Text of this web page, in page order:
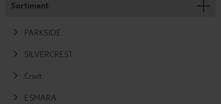
Sortiment
PARKSIDE
SILVERCREST
Crivit
ESMARA